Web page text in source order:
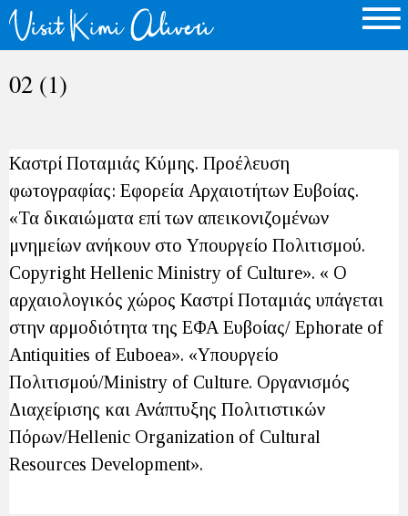
02 (1)
Καστρί Ποταμιάς Κύμης. Προέλευση
φωτογραφίας: Εφορεία Αρχαιοτήτων Ευβοίας.
«Τα δικαιώματα επί των απεικονιζομένων
μνημείων ανήκουν στο Υπουργείο Πολιτισμού.
Copyright Hellenic Ministry of Culture». « O
αρχαιολογικός χώρος Καστρί Ποταμιάς υπάγεται
στην αρμοδιότητα της ΕΦΑ Ευβοίας/ Ephorate of
Antiquities of Euboea». «Υπουργείο
Πολιτισμού/Ministry of Culture. Οργανισμός
Διαχείρισης και Ανάπτυξης Πολιτιστικών
Πόρων/Hellenic Organization of Cultural
Resources Development».